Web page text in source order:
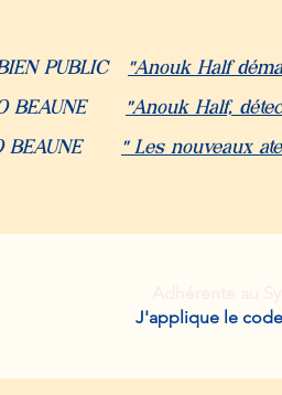
PUBLIC "Anouk Half
BEAUNE
"Anouk Half,
BEAUNE " Les nouveaux
J'applique le